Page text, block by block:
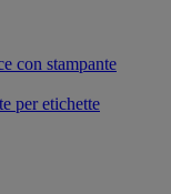
con stampante
per etichette